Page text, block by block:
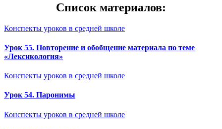
Список материалов:
Конспекты уроков в средней школе
Урок 55. Повторение и обобщение материала по теме
«Лексикология»
Конспекты уроков в средней школе
Урок 54. Паронимы
Конспекты уроков в средней школе